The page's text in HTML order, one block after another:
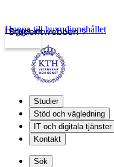
Studentwebben
Logga in
Hoppa till huvudinnehållet
Studier
Stöd och vägledning
IT och digitala tjänster
Kontakt
Sök